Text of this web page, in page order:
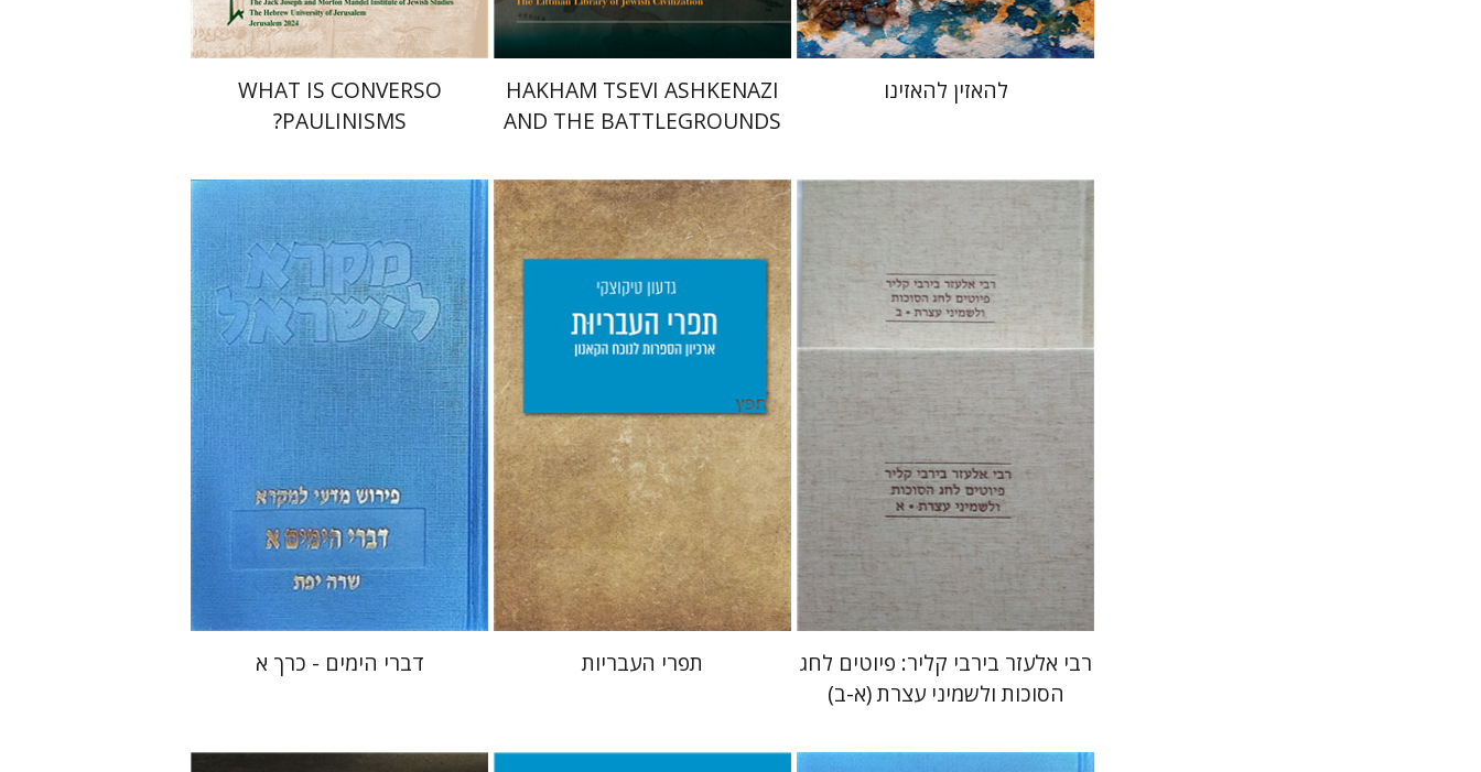
להאזין להאזינו
HAKHAM TSEVI ASHKENAZI
AND THE BATTLEGROUNDS
RABBINATE
WHAT IS CONVERSO
PAULINISMS?
שולמית אליצור
הנחת אתר ספר מודפס
$125
$112
רבי אלעזר בירבי קליר: פיוטים לחג
הסוכות ולשמיני עצרת (א-ב)
גדעון טיקוצקי
הנחת אתר ספר מודפס
$28
$25
תפרי העבריות
שרה יפת
הנחת אתר ספר מודפס
$53
$48
דברי הימים - כרך א